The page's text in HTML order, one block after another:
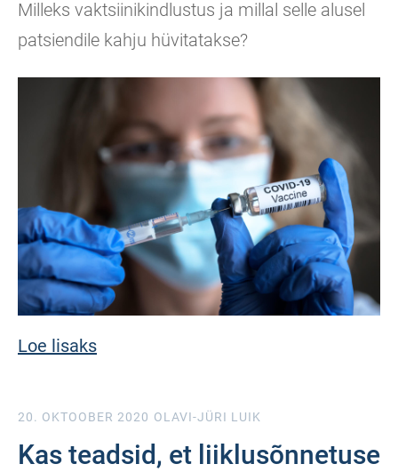
Milleks vaktsiinikindlustus ja millal selle alusel
patsiendile kahju hüvitatakse?
Loe lisaks
20. OKTOOBER 2020 OLAVI-JÜRI LUIK
Kas teadsid, et liiklusõnnetuse